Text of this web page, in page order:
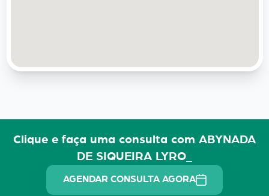
Clique e faça uma consulta com ABYNADA
DE SIQUEIRA LYRO_
AGENDAR CONSULTA AGORA